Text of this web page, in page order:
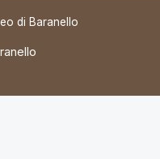
di Baranello